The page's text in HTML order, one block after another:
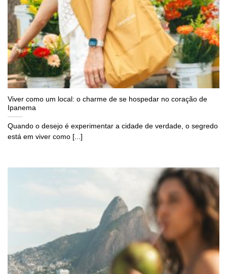
Viver como um local: o charme de se hospedar no coração de
Ipanema
Quando o desejo é experimentar a cidade de verdade, o segredo
está em viver como [...]